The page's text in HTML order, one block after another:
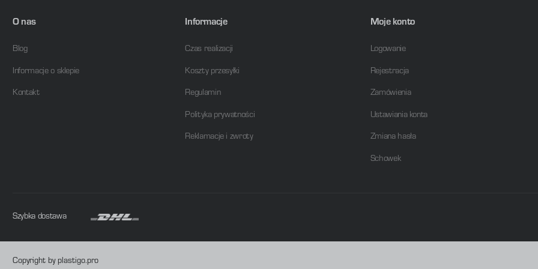
O nas
Blog
Informacje o sklepie
Kontakt
Informacje
Czas realizacji
Koszty przesyłki
Regulamin
Polityka prywatności
Reklamacje i zwroty
Moje konto
Logowanie
Rejestracja
Zamówienia
Ustawiania konta
Zmiana hasła
Schowek
Szybka dostawa
Copyright by plastigo.pro